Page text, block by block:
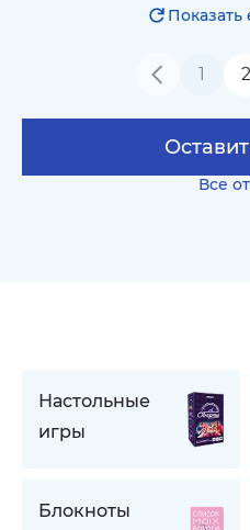
Все
1 2
Настольные
игры
Блокноты